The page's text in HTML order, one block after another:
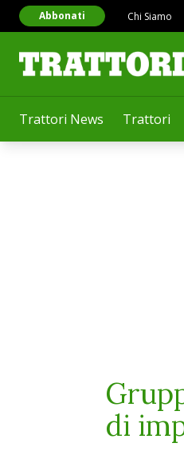
Trattori News Trattori
Abbonati Chi Siamo
di